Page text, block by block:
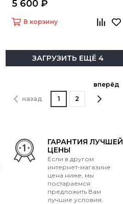
1,3м)
5 600 ₽
В корзину
ЗАГРУЗИТЬ ЕЩЁ 4
назад 1 2
вперёд
ГАРАНТИЯ ЛУЧШЕЙ
ЦЕНЫ
Если в другом
интернет-магазине
цена ниже, мы
постараемся
предложить Вам
лучшие условия.